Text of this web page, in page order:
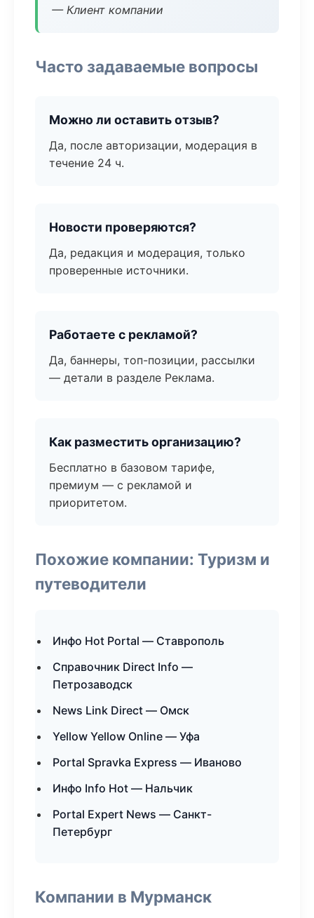
— Клиент компании
Часто задаваемые вопросы
Можно ли оставить отзыв?
Да, после авторизации, модерация в
течение 24 ч.
Новости проверяются?
Да, редакция и модерация, только
проверенные источники.
Работаете с рекламой?
Да, баннеры, топ-позиции, рассылки
— детали в разделе Реклама.
Как разместить организацию?
Бесплатно в базовом тарифе,
премиум — с рекламой и
приоритетом.
Похожие компании: Туризм и
путеводители
Инфо Hot Portal — Ставрополь
Справочник Direct Info —
Петрозаводск
News Link Direct — Омск
Yellow Yellow Online — Уфа
Portal Spravka Express — Иваново
Инфо Info Hot — Нальчик
Portal Expert News — Санкт-
Петербург
Компании в Мурманск